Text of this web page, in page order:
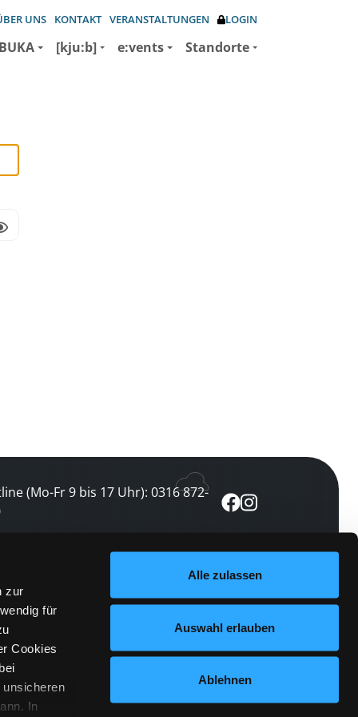
zur
für
Cookies
unsicheren
In
Alle zulassen
Auswahl erlauben
Ablehnen
UNS KONTAKT VERANSTALTUNGEN LOGIN
[kju:b] e:vents Standorte
(Mo-Fr 9 bis 17 Uhr): 0316 872-
abonnieren
keine Veranstaltung verpassen
abonnieren